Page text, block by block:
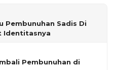
Pembunuhan Sadis Di
Identitasnya
Pembunuhan di